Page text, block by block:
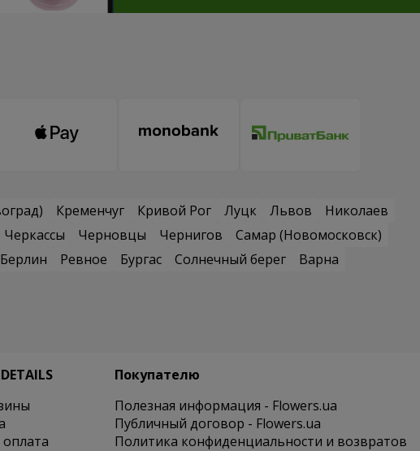
Кременчуг Кривой Рог Луцк Львов
Николаев
Черкассы Черновцы Чернигов
Самар (Новомосковск)
Берлин Ревное Бургас Солнечный берег
Варна
Покупателю
Полезная информация - Flowers.ua
Публичный договор - Flowers.ua
Политика конфиденциальности и возвратов